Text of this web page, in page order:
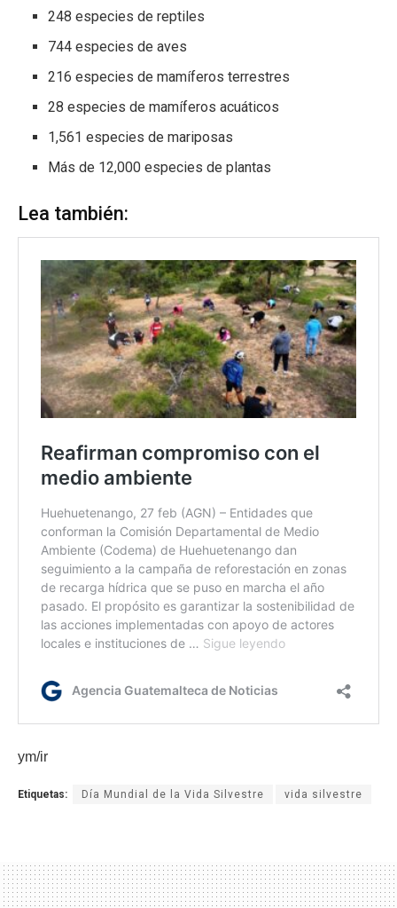
248 especies de reptiles
744 especies de aves
216 especies de mamíferos terrestres
28 especies de mamíferos acuáticos
1,561 especies de mariposas
Más de 12,000 especies de plantas
Lea también:
ym/ir
Etiquetas: Día Mundial de la Vida Silvestre vida silvestre